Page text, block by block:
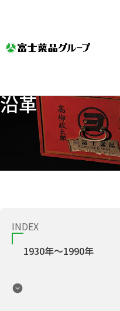
ホーム 企業情報
沿革
INDEX
1930年〜1990年